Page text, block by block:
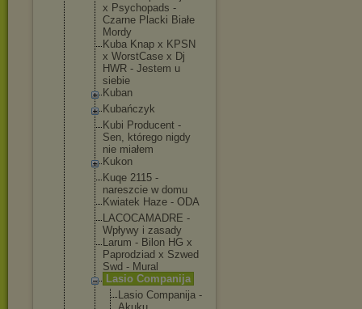
x Psychopads -
Czarne Placki Białe
Mordy
Kuba Knap x KPSN
x WorstCase x Dj
HWR - Jestem u
siebie
Kuban
Kubańczyk
Kubi Producent -
Sen, którego nigdy
nie miałem
Kukon
Kuqe 2115 -
nareszcie w domu
Kwiatek Haze - ODA
LACOCAMADRE -
Wpływy i zasady
Larum - Bilon HG x
Paprodziad x Szwed
Swd - Mural
Lasio Companija
Lasio Companija -